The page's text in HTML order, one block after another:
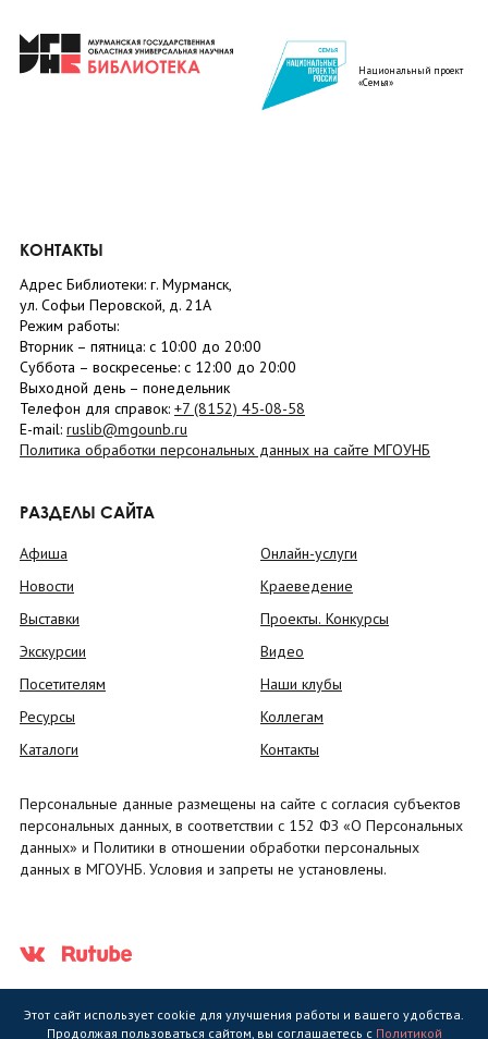
Национальный проект
«Семья»
КОНТАКТЫ
Адрес Библиотеки: г. Мурманск,
ул. Софьи Перовской, д. 21А
Режим работы:
Вторник – пятница: с 10:00 до 20:00
Суббота – воскресенье: c 12:00 до 20:00
Выходной день – понедельник
Телефон для справок: +7 (8152) 45-08-58
E-mail: ruslib@mgounb.ru
Политика обработки персональных данных на сайте МГОУНБ
РАЗДЕЛЫ САЙТА
Афиша
Новости
Выставки
Экскурсии
Посетителям
Ресурсы
Каталоги
Онлайн-услуги
Краеведение
Проекты. Конкурсы
Видео
Наши клубы
Коллегам
Контакты
Персональные данные размещены на сайте с согласия субъектов
персональных данных, в соответствии с 152 ФЗ «О Персональных
данных» и Политики в отношении обработки персональных
данных в МГОУНБ. Условия и запреты не установлены.
Этот сайт использует cookie для улучшения работы и вашего удобства.
Продолжая пользоваться сайтом, вы соглашаетесь с Политикой